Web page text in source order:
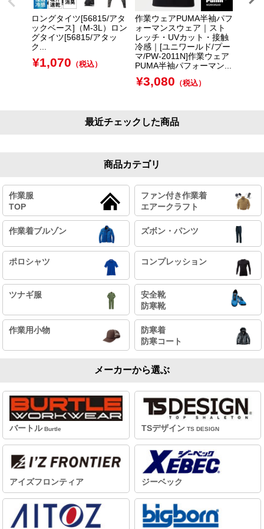
ロングタイツ[56815/アタ
ックベース]（M-3L）ロン
グタイツ[56815/アタッ
ク...
¥1,070 （税込）
作業ウェアPUMA半袖パフ
ォーマンスウェア｜スト
レッチ・UVカット・接触
冷感｜[ユニワールド/プー
マ/PW-2011N]作業ウェア
PUMA半袖パフォーマン...
¥3,080 （税込）
最近チェックした商品
商品カテゴリ
作業服
TOP
ファン付き作業着
エアークラフト
作業着ブルゾン ズボン・パンツ
ポロシャツ コンプレッション
ツナギ服
安全靴
防寒靴
作業用小物
防寒着
防寒コート
メーカーから選ぶ
バートル Burtle TSデザイン TS DESIGN
アイズフロンティア ジーベック